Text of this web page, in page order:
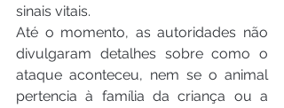
sinais vitais.
Até o momento, as autoridades não
divulgaram detalhes sobre como o
ataque aconteceu, nem se o animal
pertencia à família da criança ou a